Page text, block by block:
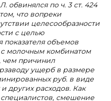
обвинялся по ч. 3 ст. 424
что вопреки
целесообразности
с целью
показателя объемов
с молочным комбинатом
чем причинил
ущерб в размере
руб. в виде
других расходов. Как
смешение